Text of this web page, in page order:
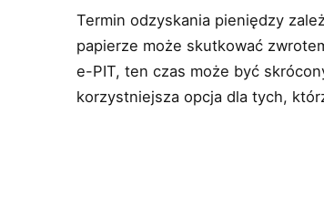
Termin odzyskania pieniędzy
papierze może skutkować
e-PIT, ten czas może być
korzystniejsza opcja dla tych,